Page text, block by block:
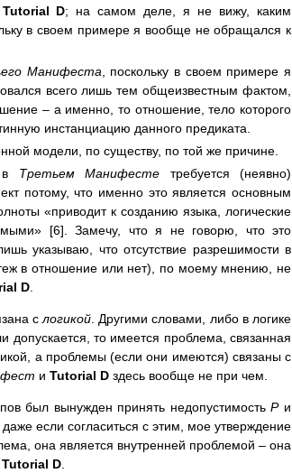
Tutorial D; на самом деле, я не вижу, каким
в своем примере я вообще не обращался к
Манифеста, поскольку в своем примере я
всего лишь тем общеизвестным фактом,
– а именно, то отношение, тело которого
инстанциацию данного предиката.
модели, по существу, по той же причине.
в Третьем Манифесте требуется (неявно)
потому, что именно это является основным
«приводит к созданию языка, логические
[6]. Замечу, что я не говорю, что это
указываю, что отсутствие разрешимости в
в отношение или нет), по моему мнению, не
D.
слогикой. Другими словами, либо в логике
допускается, то имеется проблема, связанная
а проблемы (если они имеются) связаны с
и Tutorial D здесь вообще не при чем.
был вынужден принять недопустимостьPи
если согласиться с этим, мое утверждение
она является внутренней проблемой – она
Tutorial D.